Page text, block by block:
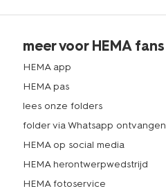
meer voor HEMA fans
HEMA app
HEMA pas
lees onze folders
folder via Whatsapp ontvangen
HEMA op social media
HEMA herontwerpwedstrijd
HEMA fotoservice